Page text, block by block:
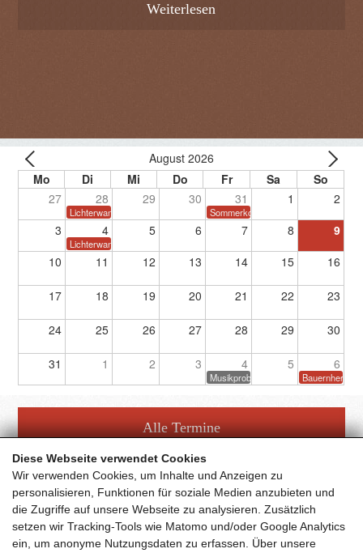
Diese Webseite verwendet Cookies
Wir verwenden Cookies, um Inhalte und Anzeigen zu
personalisieren, Funktionen für soziale Medien anzubieten und
die Zugriffe auf unsere Webseite zu analysieren. Zusätzlich
setzen wir Tracking-Tools wie Matomo und/oder Google Analytics
ein, um anonyme Nutzungsdaten zu erfassen. Über unsere
Weiterlesen
August 2026
27 28 29 30 31 1 2
Lichterwanderung Sommerkonzert
3 4 5 6 7 8 9
Lichterwanderung
10 11 12 13 14 15 16
17 18 19 20 21 22 23
24 25 26 27 28 29 30
31 1 2 3 4 5 6
Musikprobe
Alle Termine
Facebook Fanpage